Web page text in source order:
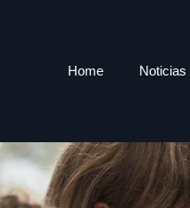
Home Noticias